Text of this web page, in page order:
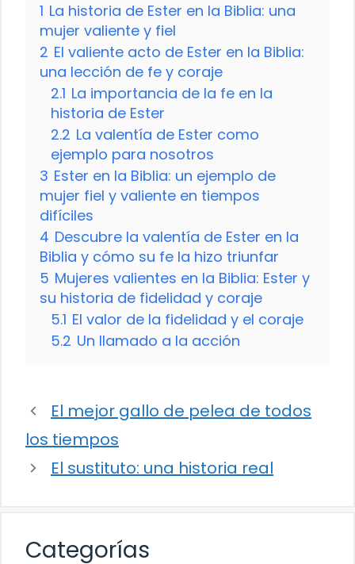
1 La historia de Ester en la Biblia: una
mujer valiente y fiel
2 El valiente acto de Ester en la Biblia:
una lección de fe y coraje
2.1 La importancia de la fe en la
historia de Ester
2.2 La valentía de Ester como
ejemplo para nosotros
3 Ester en la Biblia: un ejemplo de
mujer fiel y valiente en tiempos
difíciles
4 Descubre la valentía de Ester en la
Biblia y cómo su fe la hizo triunfar
5 Mujeres valientes en la Biblia: Ester y
su historia de fidelidad y coraje
5.1 El valor de la fidelidad y el coraje
5.2 Un llamado a la acción
El mejor gallo de pelea de todos
los tiempos
El sustituto: una historia real
Categorías